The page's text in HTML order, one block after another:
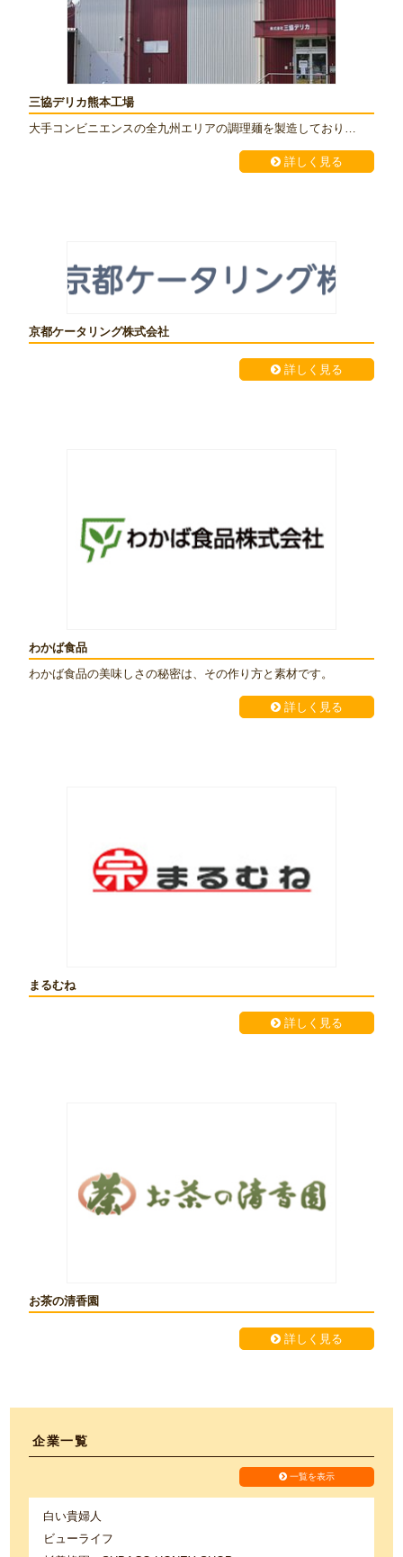
三協デリカ熊本工場
大手コンビニエンスの全九州エリアの調理麺を製造しており…
詳しく見る
京都ケータリング株式会社
詳しく見る
わかば食品
わかば食品の美味しさの秘密は、その作り方と素材です。
詳しく見る
まるむね
詳しく見る
お茶の清香園
詳しく見る
企業一覧
一覧を表示
白い貴婦人
ビューライフ